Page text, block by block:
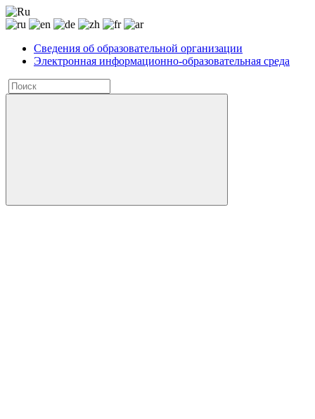
Сведения об образовательной организации
Электронная информационно-образовательная среда